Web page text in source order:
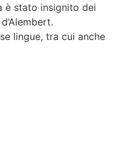
è stato insignito dei
lingue, tra cui anche